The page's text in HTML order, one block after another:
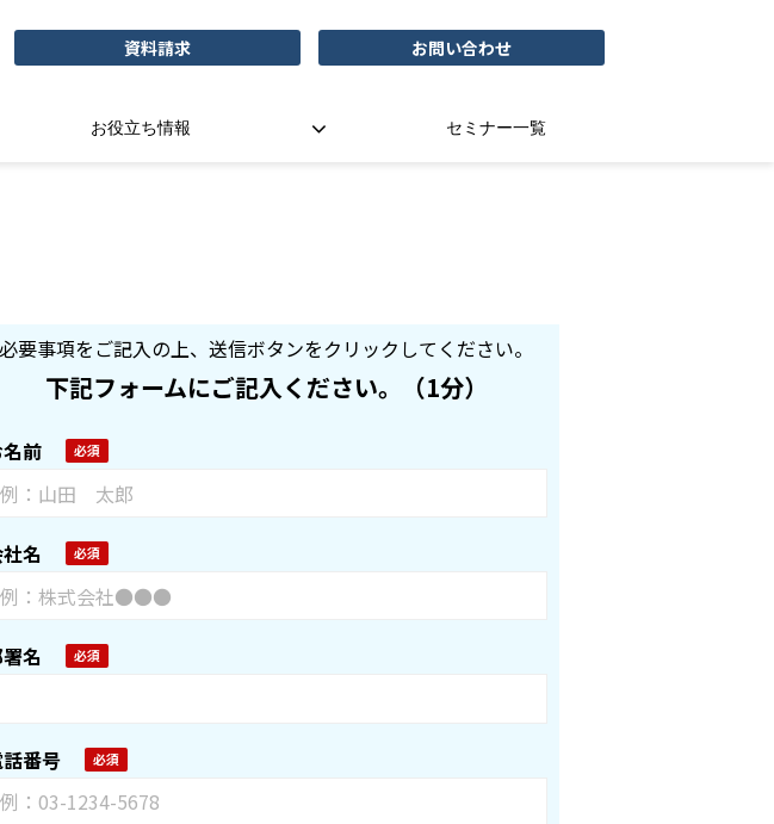
資料請求 お問い合わせ
お役立ち情報 セミナー一覧
必要事項をご記入の上、送信ボタンをクリックしてください。
下記フォームにご記入ください。（1分）
前
名
名
番号